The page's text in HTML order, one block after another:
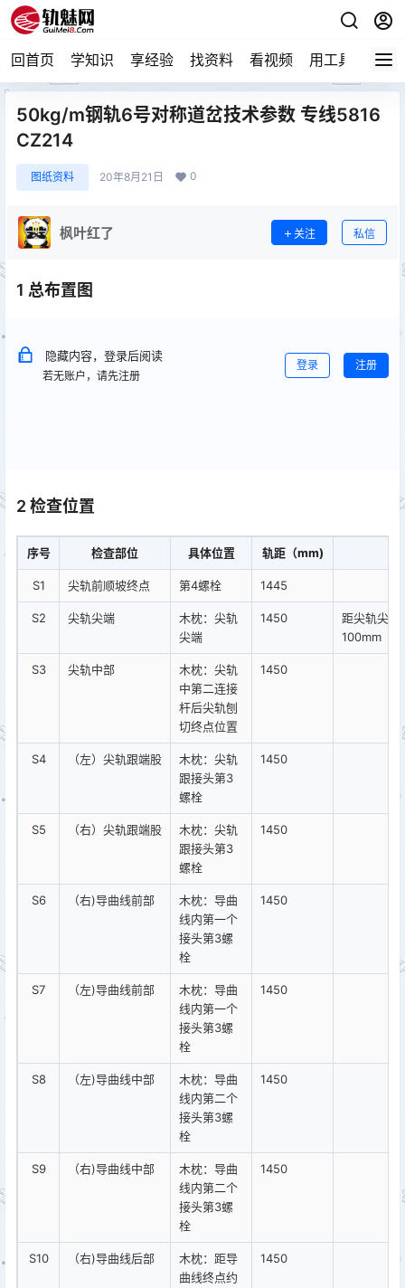
回首页 学知识 享经验 找资料 看视频 用工具 论技
50kg/m钢轨6号对称道岔技术参数 专线5816
CZ214
图纸资料 20年8月21日 0
枫叶红了 关注 私信
1 总布置图
隐藏内容，登录后阅读
若无账户，请先注册
登录 注册
2 检查位置
序号 检查部位 具体位置 轨距（mm)
S1 尖轨前顺坡终点 第4螺栓 1445
S2 尖轨尖端
木枕：尖轨
尖端
1450
距尖轨尖端
100mm（
S3 尖轨中部
木枕：尖轨
中第二连接
杆后尖轨刨
切终点位置
1450
S4 （左）尖轨跟端股
木枕：尖轨
跟接头第3
螺栓
1450
S5 （右）尖轨跟端股
木枕：尖轨
跟接头第3
螺栓
1450
S6 （右)导曲线前部
木枕：导曲
线内第一个
接头第3螺
栓
1450
S7 （左)导曲线前部
木枕：导曲
线内第一个
接头第3螺
栓
1450
S8 （左)导曲线中部
木枕：导曲
线内第二个
接头第3螺
栓
1450
S9 （右)导曲线中部
木枕：导曲
线内第二个
接头第3螺
栓
1450
S10 （右)导曲线后部
木枕：距导
曲线终点约
1450